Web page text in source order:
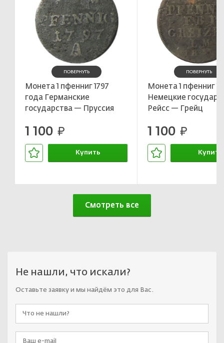
ПОВЕРНУТЬ
Монета 1 пфенниг 1797
года Германские
государства — Пруссия
1 100 руб.
Купить
ПОВЕРНУТЬ
Монета 1 пфенниг
Немецкие
Рейсс — Грейц
1 100 руб.
Купить
Смотреть все
Не нашли, что искали?
Оставьте заявку и мы найдём это для Вас.